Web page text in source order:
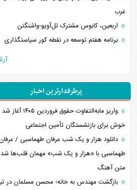
غرب
اربعین، کابوس مشترک تل‌آویو-واشنگتن
برنامه هفتم توسعه در نقطه کور سیاستگذاری
کنوانسیون دریای خزر در راستای منافع ملی
اهمیت راهبردی اردن برای آمریکا
پیام، ظرفیت بالفعل‌نشده تجارت ایران
همسویی عربستان با سنتکام علیه متحدان
ترامپ و توهم خلع سلاح حماس
چرا کویت به دنبال شریک امنیتی جدید است؟
اعتراف غرب به قدرت ایران در تثبیت معادلات
خطای راهبردی ترامپ مقابل برزیل
متن و حاشیه سفر نتانیاهو به آمریکا
پرطرفدارترین اخبار
واریز مابه‌التفاوت حقوق
خوش برای بازنشستگان تأمین اجتماعی
دانلود هزار و یک شب عرفان طهماسبی /
طهماسبی با «هزار و یک شب» مهمان قلب‌ها
متن آهنگ
بازگشت مهندس به خانه؛ محسن مسلمان در